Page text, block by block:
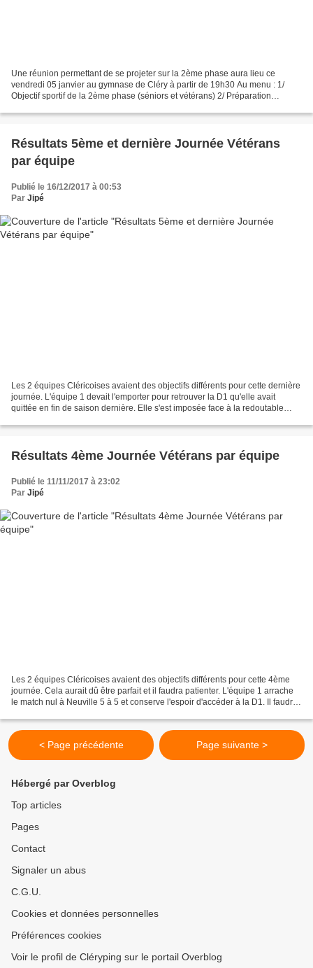
Une réunion permettant de se projeter sur la 2ème phase aura lieu ce
vendredi 05 janvier au gymnase de Cléry à partir de 19h30 Au menu : 1/
Objectif sportif de la 2ème phase (séniors et vétérans) 2/ Préparation
Résultats 5ème et dernière Journée Vétérans
par équipe
Publié le 16/12/2017 à 00:53
Par Jipé
Les 2 équipes Cléricoises avaient des objectifs différents pour cette dernière
journée. L'équipe 1 devait l'emporter pour retrouver la D1 qu'elle avait
quittée en fin de saison dernière. Elle s'est imposée face à la redoutable
Résultats 4ème Journée Vétérans par équipe
Publié le 11/11/2017 à 23:02
Par Jipé
Les 2 équipes Cléricoises avaient des objectifs différents pour cette 4ème
journée. Cela aurait dû être parfait et il faudra patienter. L'équipe 1 arrache
le match nul à Neuville 5 à 5 et conserve l'espoir d'accéder à la D1. Il faudra
< Page précédente Page suivante >
Hébergé par Overblog
Top articles
Pages
Contact
Signaler un abus
C.G.U.
Cookies et données personnelles
Préférences cookies
Voir le profil de Cléryping sur le portail Overblog